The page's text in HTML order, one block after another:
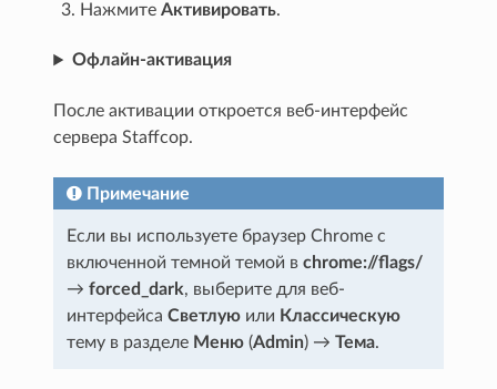
НажмитеАктивировать.
Офлайн-активация
После активации откроется веб-интерфейс
сервера Staffcop.
Примечание
Если вы используете браузер Chrome с
включенной темной темой вchrome://flags/
→forced_dark, выберите для веб-
интерфейсаСветлую или Классическую
тему в разделе Меню (Admin) →Тема.